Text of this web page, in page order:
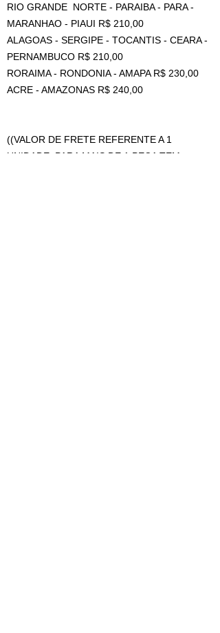
RIO GRANDE NORTE - PARAIBA - PARA -
MARANHAO - PIAUI R$ 210,00
ALAGOAS - SERGIPE - TOCANTIS - CEARA -
PERNAMBUCO R$ 210,00
RORAIMA - RONDONIA - AMAPA R$ 230,00
ACRE - AMAZONAS R$ 240,00
((VALOR DE FRETE REFERENTE A 1
UNIDADE, PARA MAIS DE 1 PEÇA TEM